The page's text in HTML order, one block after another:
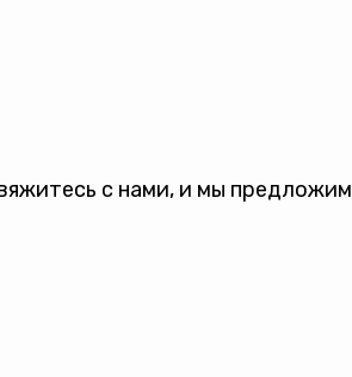
с нами, и мы